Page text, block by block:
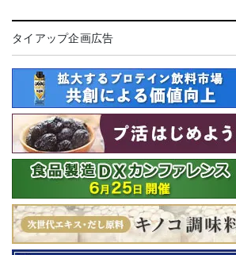
タイアップ企画広告